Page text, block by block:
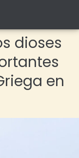
dioses
en